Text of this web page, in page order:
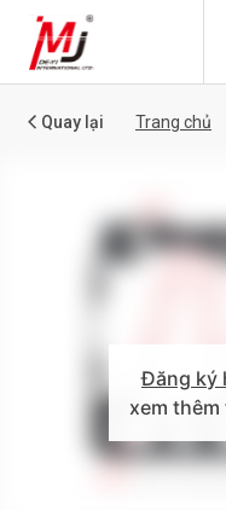
Quay lại Trang chủ
Đăng ký
xem